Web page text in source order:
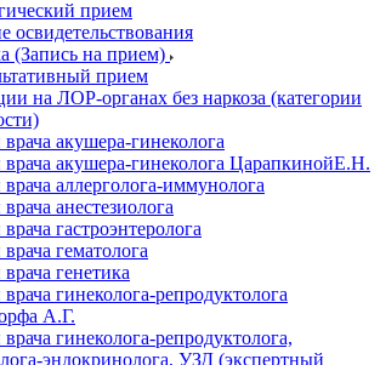
прием
освидетельствования
(Запись на прием)
прием
на ЛОР-органах без наркоза (категории
врача акушера-гинеколога
врача акушера-гинеколога ЦарапкинойЕ.Н.
врача аллерголога-иммунолога
анестезиолога
гастроэнтеролога
гематолога
генетика
гинеколога-репродуктолога
А.Г.
гинеколога-репродуктолога,
эндокринолога, УЗД (экспертный